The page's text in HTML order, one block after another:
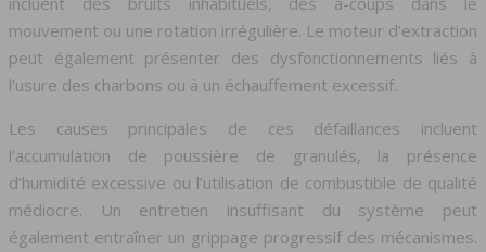
mouvement ou une rotation irrégulière. Le moteur d’extraction
peut également présenter des dysfonctionnements liés à
l’usure des charbons ou à un échauffement excessif.
Les causes principales de ces défaillances incluent
l’accumulation de poussière de granulés, la présence
d’humidité excessive ou l’utilisation de combustible de qualité
médiocre. Un entretien insuffisant du système peut
également entraîner un grippage progressif des mécanismes.